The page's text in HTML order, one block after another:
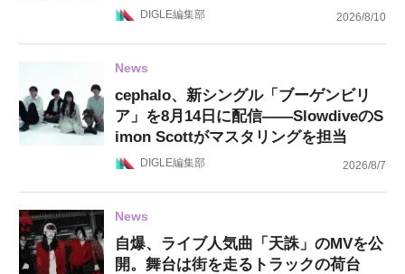
DIGLE編集部 2026/8/10
News
cephalo、新シングル「ブーゲンビリ
ア」を8月14日に配信——SlowdiveのS
imon Scottがマスタリングを担当
DIGLE編集部 2026/8/7
News
自爆、ライブ人気曲「天誅」のMVを公
開。舞台は街を走るトラックの荷台